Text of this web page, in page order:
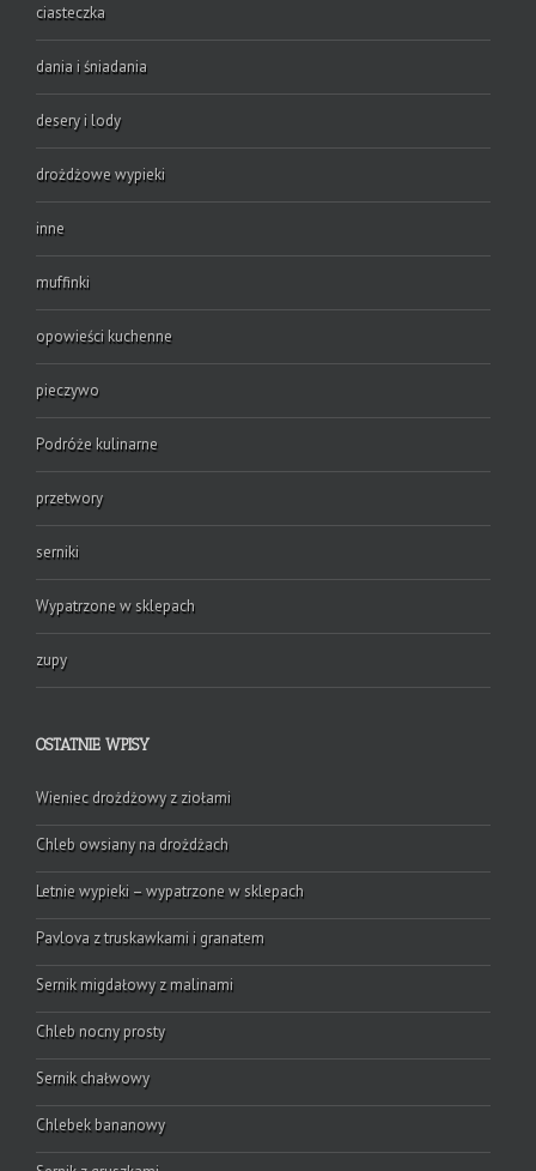
ciasteczka
dania i śniadania
desery i lody
drożdżowe wypieki
inne
muffinki
opowieści kuchenne
pieczywo
Podróże kulinarne
przetwory
serniki
Wypatrzone w sklepach
zupy
OSTATNIE WPISY
Wieniec drożdżowy z ziołami
Chleb owsiany na drożdżach
Letnie wypieki – wypatrzone w sklepach
Pavlova z truskawkami i granatem
Sernik migdałowy z malinami
Chleb nocny prosty
Sernik chałwowy
Chlebek bananowy